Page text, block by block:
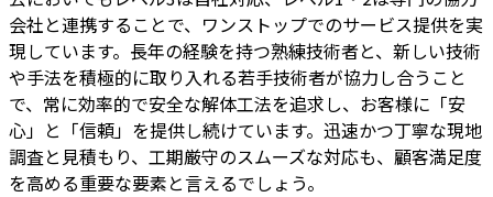
会社と連携することで、ワンストップでのサービス提供を実
現しています。長年の経験を持つ熟練技術者と、新しい技術
や手法を積極的に取り入れる若手技術者が協力し合うこと
で、常に効率的で安全な解体工法を追求し、お客様に「安
心」と「信頼」を提供し続けています。迅速かつ丁寧な現地
調査と見積もり、工期厳守のスムーズな対応も、顧客満足度
を高める重要な要素と言えるでしょう。